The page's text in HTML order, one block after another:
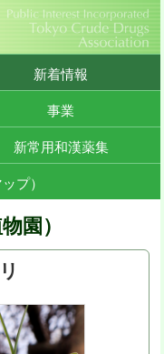
新着情報
事業
新常用和漢薬集
プ）
園）